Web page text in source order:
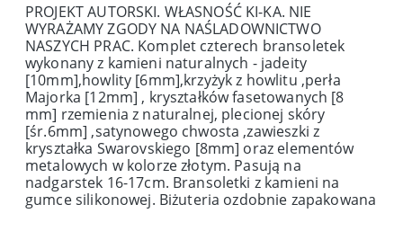
PROJEKT AUTORSKI. WŁASNOŚĆ KI-KA. NIE
WYRAŻAMY ZGODY NA NAŚLADOWNICTWO
NASZYCH PRAC. Komplet czterech bransoletek
wykonany z kamieni naturalnych - jadeity
[10mm],howlity [6mm],krzyżyk z howlitu ,perła
Majorka [12mm] , kryształków fasetowanych [8
mm] rzemienia z naturalnej, plecionej skóry
[śr.6mm] ,satynowego chwosta ,zawieszki z
kryształka Swarovskiego [8mm] oraz elementów
metalowych w kolorze złotym. Pasują na
nadgarstek 16-17cm. Bransoletki z kamieni na
gumce silikonowej. Biżuteria ozdobnie zapakowana